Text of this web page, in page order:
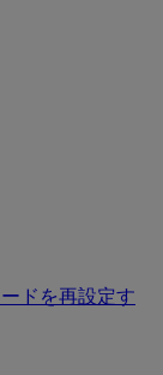
ドを再設定す